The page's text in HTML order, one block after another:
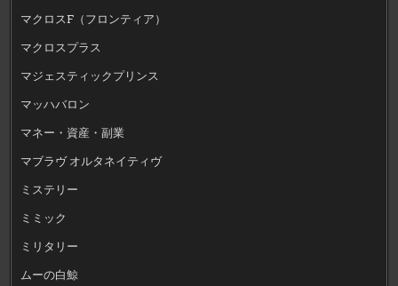
マクロスF（フロンティア）
マクロスプラス
マジェスティックプリンス
マッハバロン
マネー・資産・副業
マブラヴ オルタネイティヴ
ミステリー
ミミック
ミリタリー
ムーの白鯨